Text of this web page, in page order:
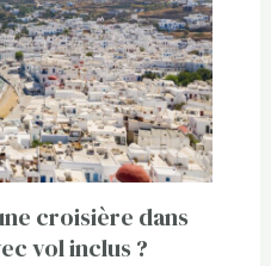
croisière dans
vol inclus ?